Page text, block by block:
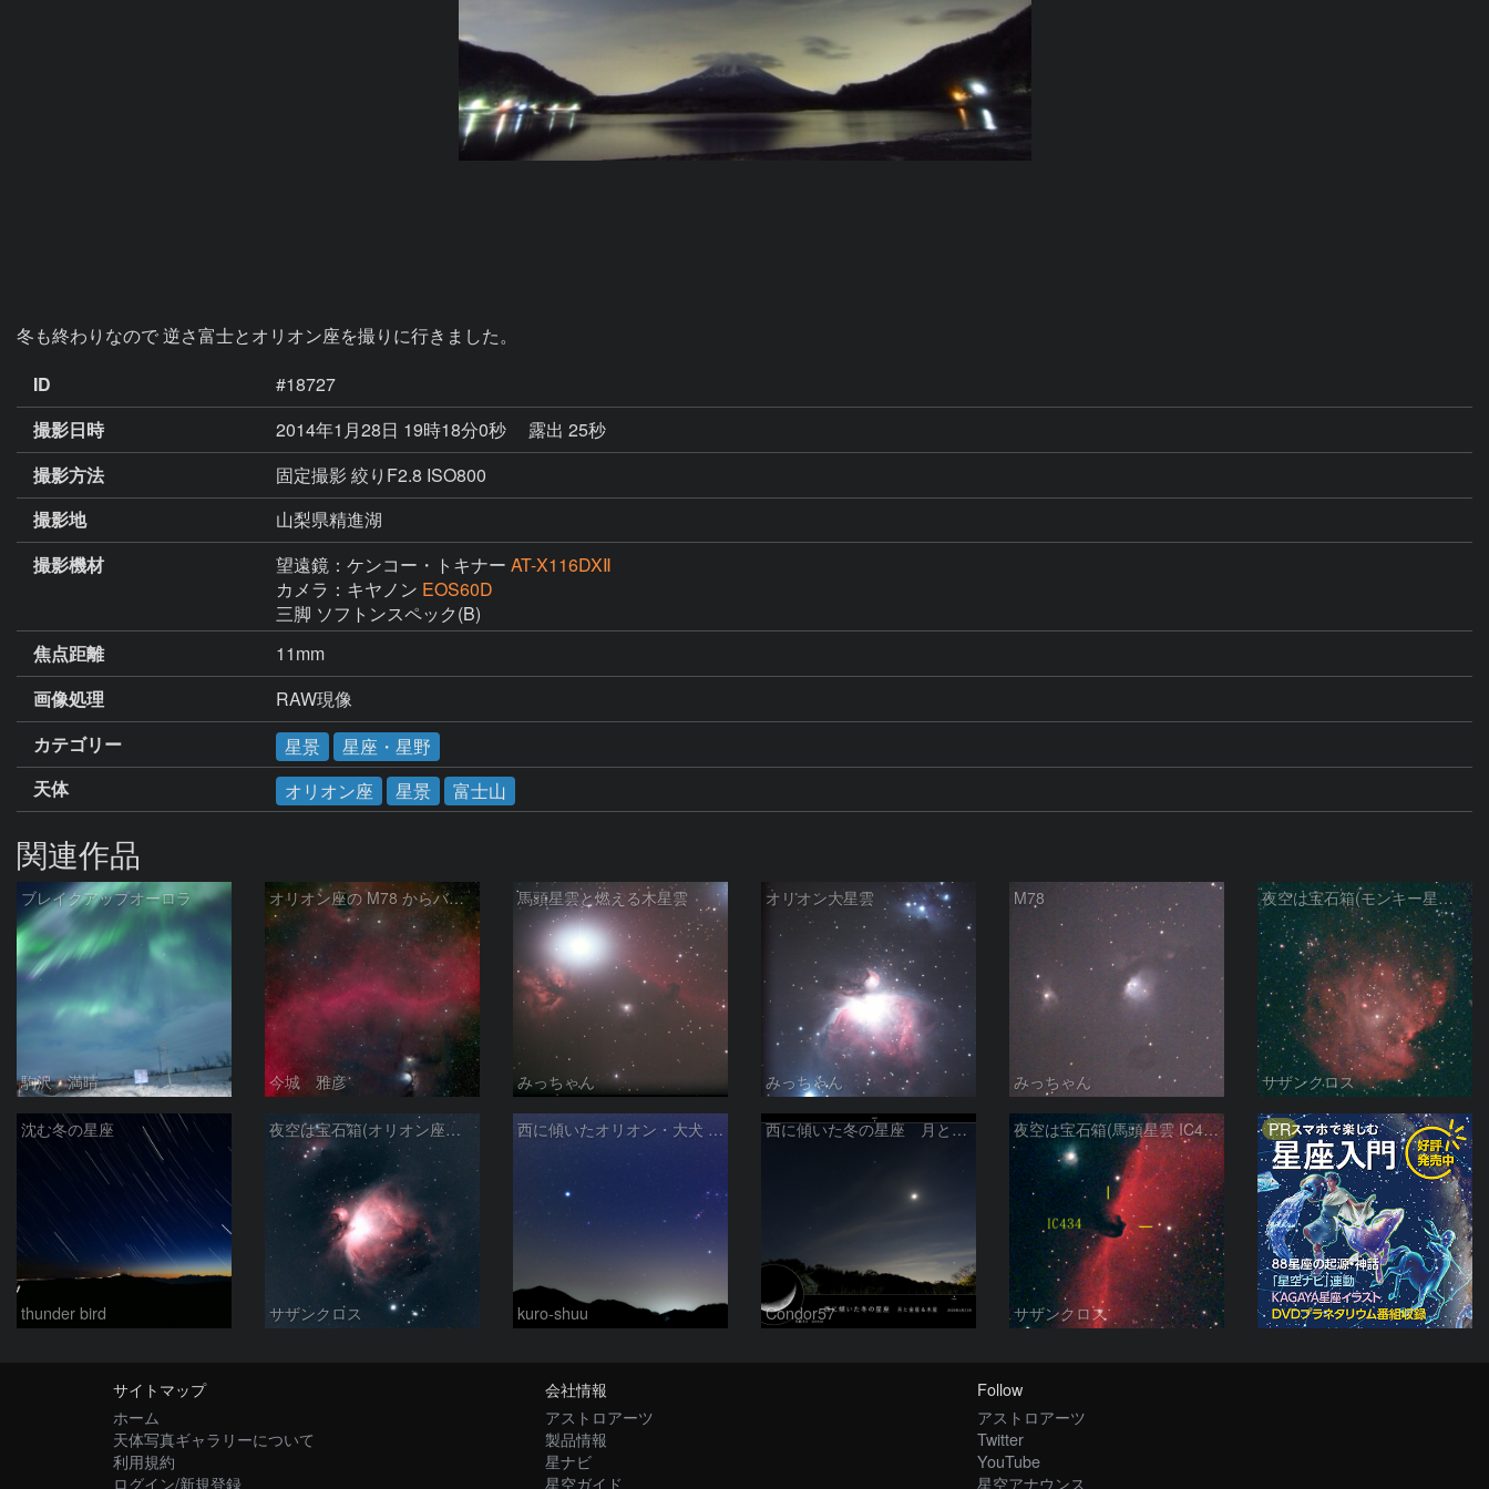
冬も終わりなので 逆さ富士とオリオン座を撮りに行きました。
ID
#18727
撮影日時
2014年1月28日 19時18分0秒
露出 25秒
撮影方法
固定撮影 絞りF2.8 ISO800
撮影地
山梨県精進湖
撮影機材
望遠鏡：ケンコー・トキナー AT-X116DXⅡ
カメラ：キヤノン EOS60D
三脚 ソフトンスペック(B)
焦点距離
11mm
画像処理
RAW現像
カテゴリー
星景
星座・星野
天体
オリオン座 星景 富士山
関連作品
ブレイクアップオーロラ
駒沢 満晴
オリオン座の M78 からバーナードループをまたいで LDN1622あたり
今城 雅彦
馬頭星雲と燃える木星雲
みっちゃん
オリオン大星雲
みっちゃん
M78
みっちゃん
夜空は宝石箱(モンキー星雲 NGC2174) Seestar50
サザンクロス
沈む冬の星座
thunder bird
夜空は宝石箱(オリオン座大星雲 M42) Seestar50
サザンクロス
西に傾いたオリオン・大犬 (2026/04/21)
kuro-shuu
西に傾いた冬の星座 月と金星＆木星
Condor57
夜空は宝石箱(馬頭星雲 IC434) Seestar50
サザンクロス
PR
サイトマップ
ホーム
天体写真ギャラリーについて
利用規約
ログイン/新規登録
会社情報
アストロアーツ
製品情報
星ナビ
星空ガイド
Follow
アストロアーツ
Twitter
YouTube
星空アナウンス